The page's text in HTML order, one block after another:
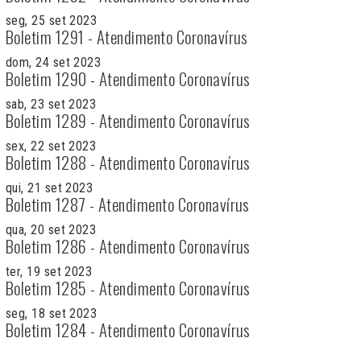
seg, 25 set 2023
Boletim 1291 - Atendimento Coronavírus
dom, 24 set 2023
Boletim 1290 - Atendimento Coronavírus
sab, 23 set 2023
Boletim 1289 - Atendimento Coronavírus
sex, 22 set 2023
Boletim 1288 - Atendimento Coronavírus
qui, 21 set 2023
Boletim 1287 - Atendimento Coronavírus
qua, 20 set 2023
Boletim 1286 - Atendimento Coronavírus
ter, 19 set 2023
Boletim 1285 - Atendimento Coronavírus
seg, 18 set 2023
Boletim 1284 - Atendimento Coronavírus